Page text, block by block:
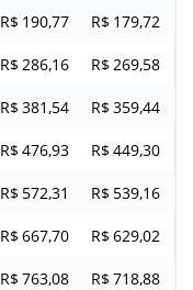
R$ 190,77 R$ 179,72
R$ 286,16 R$ 269,58
R$ 381,54 R$ 359,44
R$ 476,93 R$ 449,30
R$ 572,31 R$ 539,16
R$ 667,70 R$ 629,02
R$ 763,08 R$ 718,88